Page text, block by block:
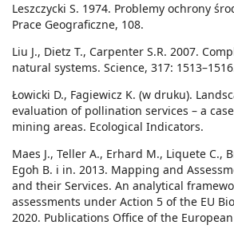
Leszczycki S. 1974. Problemy ochrony
Prace Geograficzne, 108.
Liu J., Dietz T., Carpenter S.R. 2007.
natural systems. Science, 317:
Łowicki D., Fagiewicz K. (w druku).
evaluation of pollination services – a
mining areas. Ecological Indicators.
Maes J., Teller A., Erhard M., Liquete C.,
Egoh B. i in. 2013. Mapping and
and their Services. An analytical
assessments under Action 5 of the EU
2020. Publications Office of the